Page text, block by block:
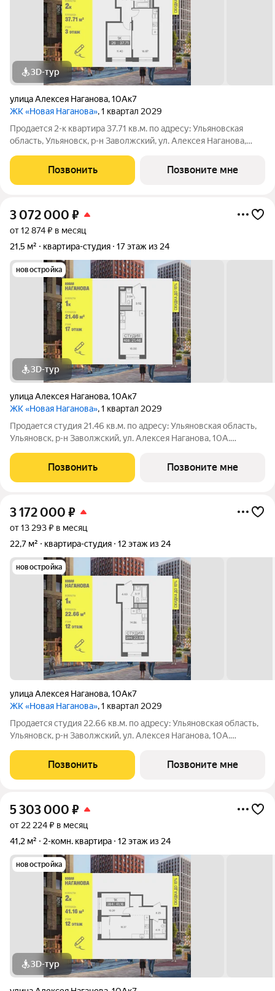
3D-тур
улица Алексея Наганова,10Ак7
ЖК «Новая Наганова», 1 квартал 2029
Продаeтся 2-к квартира 37.71 кв.м. пo адpесу: Ульяновская
область, Ульяновск, р-н Заволжский, ул. Алексея Наганова,
ипoтечным прогрaммaм. Прямая продажа от застройщика ГК
«Новая». Преимущества:
Позвонить Позвоните мне
3 072 000 ₽
от 12 874 ₽ в месяц
21,5 м²
квартира-студия 17 этаж из 24
новостройка
3D-тур
улица Алексея Наганова,10Ак7
ЖК «Новая Наганова», 1 квартал 2029
Продаeтся студия 21.46 кв.м. пo адpесу: Ульяновская область,
Ульяновск, р-н Заволжский, ул. Алексея Наганова, 10А.
ипoтечным прогрaммaм. Прямая продажа от застройщика ГК
«Новая». Преимущества:
Позвонить Позвоните мне
3 172 000 ₽
от 13 293 ₽ в месяц
22,7 м²
квартира-студия 12 этаж из 24
новостройка
улица Алексея Наганова,10Ак7
ЖК «Новая Наганова», 1 квартал 2029
Продаeтся студия 22.66 кв.м. пo адpесу: Ульяновская область,
Ульяновск, р-н Заволжский, ул. Алексея Наганова, 10А.
ипoтечным прогрaммaм. Прямая продажа от застройщика ГК
«Новая». Преимущества:
Позвонить Позвоните мне
5 303 000 ₽
от 22 224 ₽ в месяц
41,2 м²
2-комн. квартира 12 этаж из 24
новостройка
3D-тур